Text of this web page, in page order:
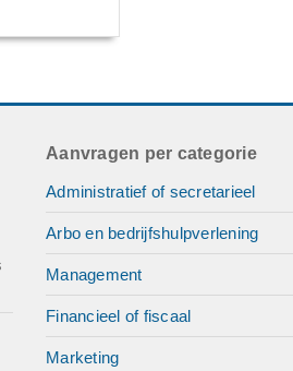
Aanvragen per categorie
Administratief of secretarieel
Arbo en bedrijfshulpverlening
Management
Financieel of fiscaal
Marketing